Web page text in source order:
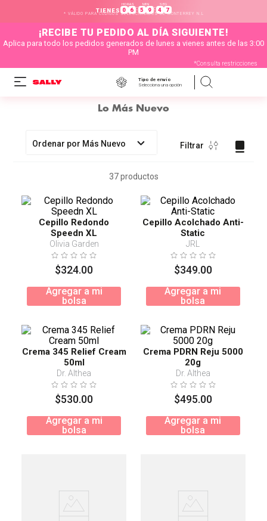
TIENES
HORAS
0 6 :
MIN
5 9 :
SEG
4 6
* VÁLIDO PARA CÓDIGOS SELECCIONADOS DE MONTERREY N.L
¡RECIBE TU PEDIDO AL DÍA SIGUIENTE!
Aplica para todo los pedidos generados de lunes a vienes antes de las 3:00
PM
*Consulta restricciones
Tipo de envío
Selecciona una opción
Lo Más Nuevo
Ordenar por Más Nuevo Filtrar
37productos
Cepillo Redondo
Speedn XL
Olivia Garden
$324.00
Agregar a mi
bolsa
Cepillo Acolchado Anti-
Static
JRL
$349.00
Agregar a mi
bolsa
Crema 345 Relief Cream
50ml
Dr. Althea
$530.00
Agregar a mi
bolsa
Crema PDRN Reju 5000
20g
Dr. Althea
$495.00
Agregar a mi
bolsa